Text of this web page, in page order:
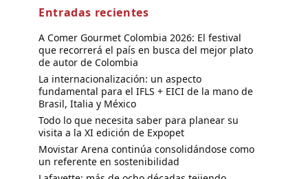
Entradas recientes
A Comer Gourmet Colombia 2026: El festival
que recorrerá el país en busca del mejor plato
de autor de Colombia
La internacionalización: un aspecto
fundamental para el IFLS + EICI de la mano de
Brasil, Italia y México
Todo lo que necesita saber para planear su
visita a la XI edición de Expopet
Movistar Arena continúa consolidándose como
un referente en sostenibilidad